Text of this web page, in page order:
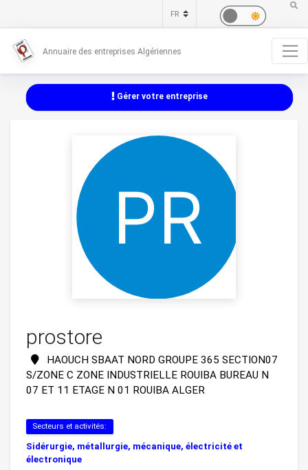
Annuaire des entreprises Algériennes
Gérer votre entreprise
prostore
HAOUCH SBAAT NORD GROUPE 365 SECTION07
S/ZONE C ZONE INDUSTRIELLE ROUIBA BUREAU N
07 ET 11 ETAGE N 01 ROUIBA ALGER
Secteurs et activités:
Sidérurgie, métallurgie, mécanique, électricité et
électronique